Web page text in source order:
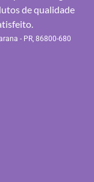
de qualidade
- PR, 86800-680